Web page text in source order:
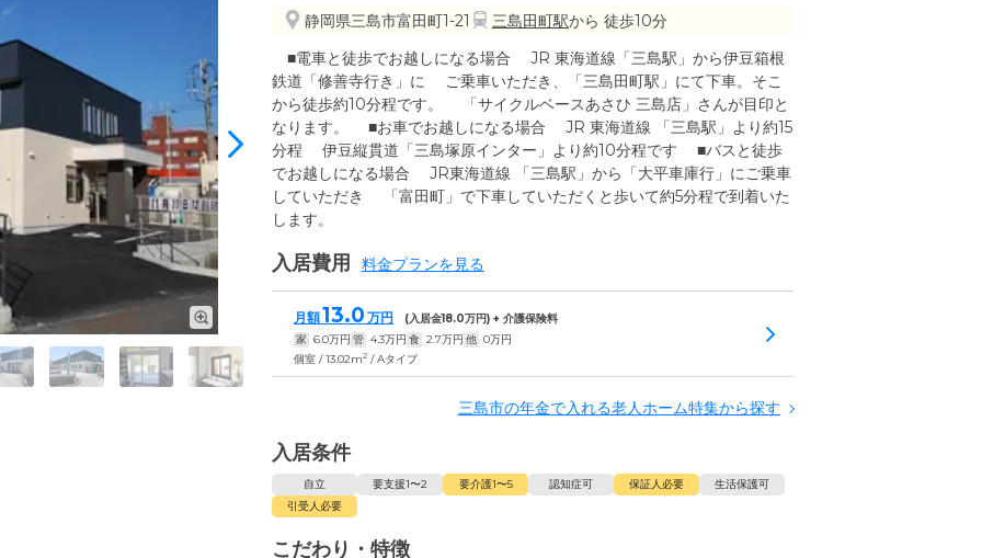
静岡県三島市富田町1-21 三島田町駅から 徒歩10分
■電車と徒歩でお越しになる場合 JR 東海道線「三島駅」から伊豆箱根
鉄道「修善寺行き」に ご乗車いただき、「三島田町駅」にて下車。そこ
から徒歩約10分程です。 「サイクルベースあさひ 三島店」さんが目印と
なります。 ■お車でお越しになる場合 JR 東海道線 「三島駅」より約15
分程 伊豆縦貫道「三島塚原インター」より約10分程です ■バスと徒歩
でお越しになる場合 JR東海道線 「三島駅」から「大平車庫行」にご乗車
していただき 「富田町」で下車していただくと歩いて約5分程で到着いた
します。
入居費用 料金プランを見る
月額13.0 万円 (入居金18.0万円) + 介護保険料
家 6.0万円 管 4.3万円 食 2.7万円 他 0万円
個室 / 13.02m2 / Aタイプ
三島市の年金で入れる老人ホーム特集から探す
入居条件
自立 要支援1〜2 要介護1〜5 認知症可 保証人必要
生活保護可
引受人必要
こだわり・特徴